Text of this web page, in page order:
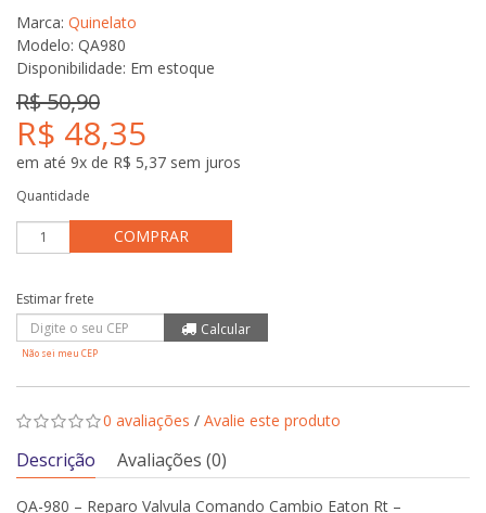
Marca: Quinelato
Modelo: QA980
Disponibilidade: Em estoque
R$ 50,90
R$ 48,35
em até 9x de R$ 5,37 sem juros
Quantidade
COMPRAR
Não sei meu CEP
0 avaliações / Avalie este produto
Descrição Avaliações (0)
QA-980 – Reparo Valvula Comando Cambio Eaton Rt –